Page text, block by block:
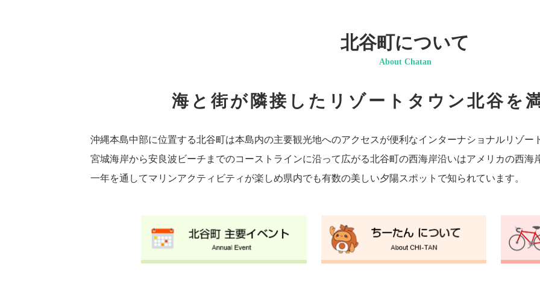
北谷町について
About Chatan
海と街が隣接したリゾートタウン北谷を
沖縄本島中部に位置する北谷町は本島内の主要観光地へのアクセスが便利なインターナショナルリゾー
宮城海岸から安良波ビーチまでのコーストラインに沿って広がる北谷町の西海岸沿いはアメリカの西海
一年を通してマリンアクティビティが楽しめ県内でも有数の美しい夕陽スポットで知られています。